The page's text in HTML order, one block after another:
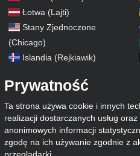
Łotwa (Lajti)
Stany Zjednoczone
(Chicago)
Islandia (Rejkiawik)
Prywatność
Ta strona używa cookie i innych
realizacji dostarczanych usług
anonimowych informacji
zgodę na ich używanie zgodnie z